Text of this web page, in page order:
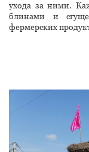
ухода за ними.
блинами и
фермерских